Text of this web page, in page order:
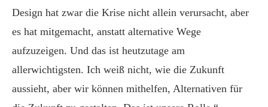
Design hat zwar die Krise nicht allein verursacht, aber
es hat mitgemacht, anstatt alternative Wege
aufzuzeigen. Und das ist heutzutage am
allerwichtigsten. Ich weiß nicht, wie die Zukunft
aussieht, aber wir können mithelfen, Alternativen für